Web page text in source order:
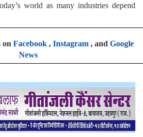
world as many industries depend
on Facebook, Instagram, and Google
News